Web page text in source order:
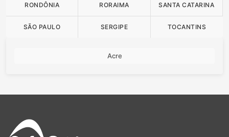
RONDÔNIA RORAIMA SANTA CATARINA
SÃO PAULO SERGIPE TOCANTINS
Acre